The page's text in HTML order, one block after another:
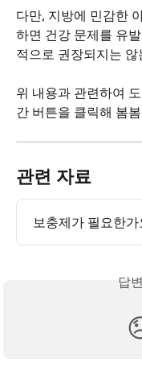
다만, 지방에 민감한
하면 건강 문제를 유
적으로 권장되지는
위 내용과 관련하여
간 버튼을 클릭해 봄
관련 자료
보충제가 필요한가
답